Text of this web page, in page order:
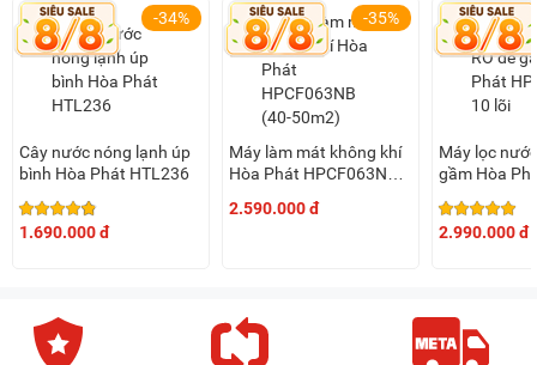
-34%
Cây nước nóng lạnh úp
bình Hòa Phát HTL236
1.690.000 đ
-35%
Máy làm mát không khí
Hòa Phát HPCF063NB
2.590.000 đ
Máy lọc
gầm Hòa
2.990.000 đ